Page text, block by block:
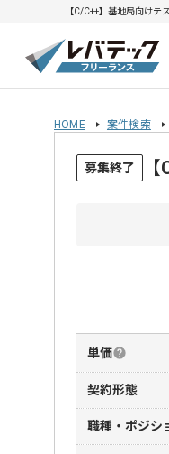
【C/C++】基地局向け
HOME 案件検索
募集終了
単価
契約形態
職種・ポジシ